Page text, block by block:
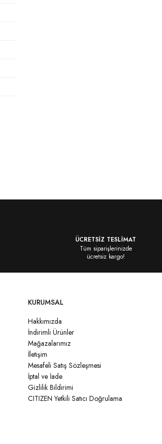
ÜCRETSİZ TESLİMAT
Tüm siparişlerinizde
ücretsiz kargo!
KURUMSAL
Hakkımızda
İndirimli Ürünler
Mağazalarımız
İletişim
Mesafeli Satış Sözleşmesi
İptal ve İade
Gizlilik Bildirimi
CITIZEN Yetkili Satıcı Doğrulama